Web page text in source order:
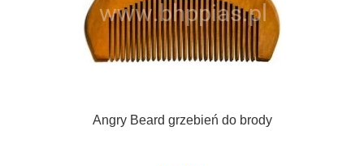
Angry Beard grzebień do brody